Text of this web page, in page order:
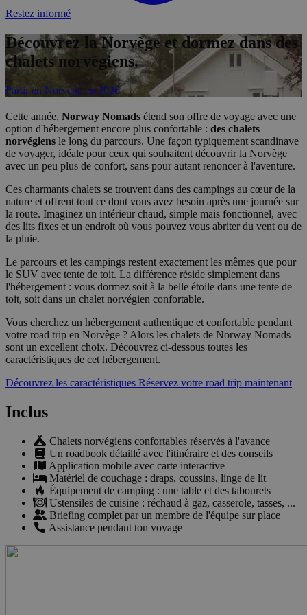
Restez informé
Découvrez la Norvège et dormez dans des
chalets norvégiens.
Partir en Norvège en 2026
Cette année, Norway Nomads étend son offre de voyage avec une
option d'hébergement encore plus confortable : des chalets
norvégiens le long du parcours. Une façon typiquement scandinave
de voyager, idéale pour ceux qui souhaitent découvrir la Norvège
avec un peu plus de confort, sans pour autant renoncer à l'aventure.
Ces charmants chalets se trouvent dans des campings au cœur de la
nature et offrent tout ce dont vous avez besoin après une journée sur
la route. Imaginez un intérieur chaud, simple mais fonctionnel, avec
des lits fixes et un endroit où vous pouvez vous abriter du vent ou de
la pluie.
Le parcours et les campings restent exactement les mêmes que pour
le SUV avec tente de toit. La différence réside simplement dans
l'hébergement : vous dormez soit à la belle étoile dans une tente de
toit, soit dans un chalet norvégien confortable.
Vous cherchez un hébergement authentique et confortable pendant
votre road trip en Norvège ? Alors les chalets de Norway Nomads
sont un excellent choix. Découvrez ci-dessous toutes les
caractéristiques de cet hébergement.
Découvrez les caractéristiques Réservez votre road trip maintenant
Inclus
Chalets norvégiens confortables réservés à l'avance
Un roadbook détaillé avec l'itinéraire et des conseils
Application mobile avec carte interactive
Matériel de couchage : draps, coussins, linge de lit
Équipement de camping : une table et des tabourets
Ustensiles de cuisine : réchaud à gaz, casserole, tasses, ...
Briefing complet par un membre de l'équipe sur place
Assistance pendant ton voyage